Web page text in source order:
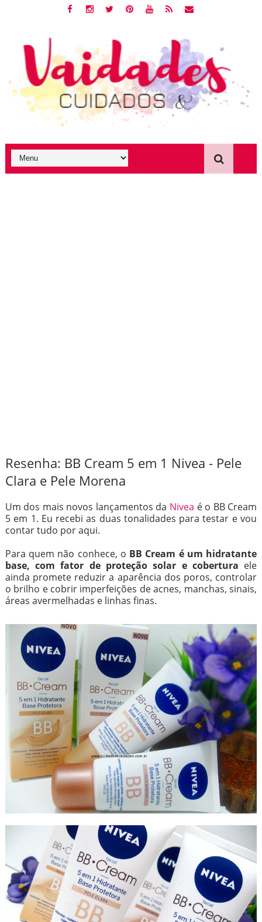
Resenha: BB Cream 5 em 1 Nivea - Pele
Clara e Pele Morena
Um dos mais novos lançamentos da Nivea é o BB Cream
5 em 1. Eu recebi as duas tonalidades para testar e vou
contar tudo por aqui.
Para quem não conhece, o BB Cream é um hidratante
base, com fator de proteção solar e cobertura ele
ainda promete reduzir a aparência dos poros, controlar
o brilho e cobrir imperfeições de acnes, manchas, sinais,
áreas avermelhadas e linhas finas.